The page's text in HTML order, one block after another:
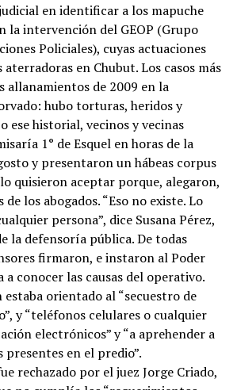
en identificar a los mapuche
la intervención del GEOP (Grupo
Policiales), cuyas actuaciones
en Chubut. Los casos más
allanamientos de 2009 en la
hubo torturas, heridos y
ese historial, vecinos y vecinas
1° de Esquel en horas de la
y presentaron un hábeas corpus
quisieron aceptar porque, alegaron,
los abogados. “Eso no existe. Lo
persona”, dice Susana Pérez,
la defensoría pública. De todas
firmaron, e instaron al Poder
a conocer las causas del operativo.
orientado al “secuestro de
y “teléfonos celulares o cualquier
electrónicos” y “a aprehender a
presentes en el predio”.
rechazado por el juez Jorge Criado,